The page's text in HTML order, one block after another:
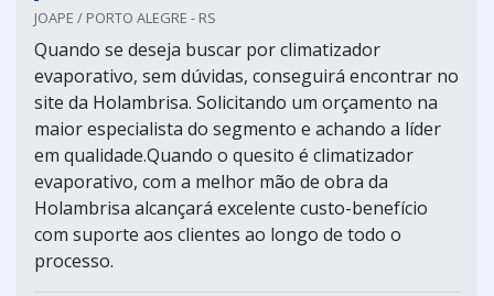
JOAPE / PORTO ALEGRE - RS
Quando se deseja buscar por climatizador
evaporativo, sem dúvidas, conseguirá encontrar no
site da Holambrisa. Solicitando um orçamento na
maior especialista do segmento e achando a líder
em qualidade.Quando o quesito é climatizador
evaporativo, com a melhor mão de obra da
Holambrisa alcançará excelente custo-benefício
com suporte aos clientes ao longo de todo o
processo.